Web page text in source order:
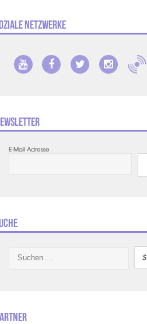
Netzwerke
E-Mail Adresse
nach: